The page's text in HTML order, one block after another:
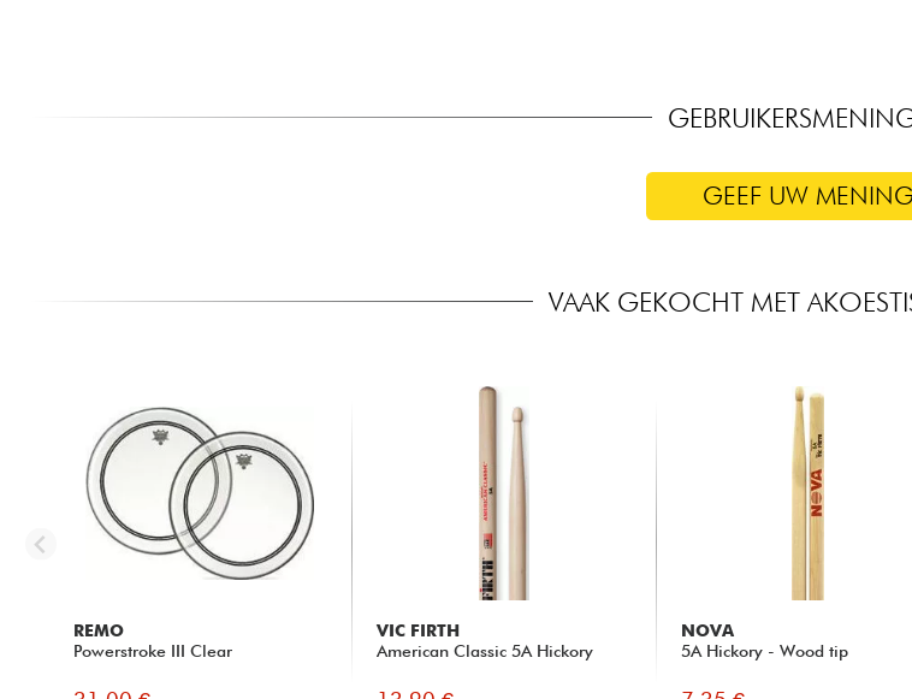
GEEF UW MENING
VAAK GEKOCHT MET
REMO
Powerstroke III Clear
VIC FIRTH
American Classic 5A Hickory
NOVA
5A Hickory - Wood tip